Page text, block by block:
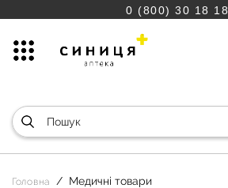
0 (800) 30 18 18
Головна Медичні товари